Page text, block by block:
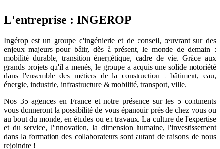
L'entreprise : INGEROP
Ingérop est un groupe d'ingénierie et de conseil, œuvrant sur des
enjeux majeurs pour bâtir, dès à présent, le monde de demain :
mobilité durable, transition énergétique, cadre de vie. Grâce aux
grands projets qu'il a menés, le groupe a acquis une solide notoriété
dans l'ensemble des métiers de la construction : bâtiment, eau,
énergie, industrie, infrastructure & mobilité, transport, ville.
Nos 35 agences en France et notre présence sur les 5 continents
vous donneront la possibilité de vous épanouir près de chez vous ou
au bout du monde, en études ou en travaux. La culture de l'expertise
et du service, l'innovation, la dimension humaine, l'investissement
dans la formation des collaborateurs sont autant de raisons de nous
rejoindre !